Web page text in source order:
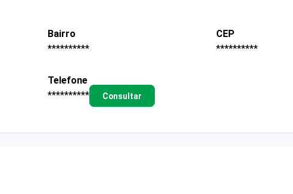
Bairro
**********
CEP
**********
Telefone
**********
Consultar